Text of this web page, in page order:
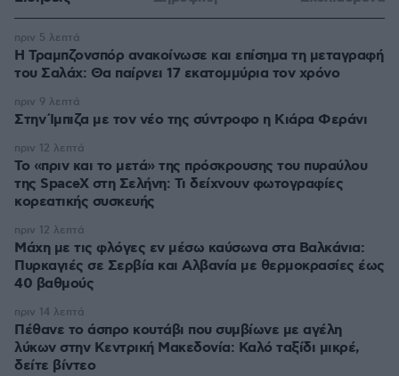
Η Τραμπζονσπόρ ανακοίνωσε και επίσημα τη μεταγραφή
του Σαλάχ: Θα παίρνει 17 εκατομμύρια τον χρόνο
πριν 5 λεπτά
Στην Ίμπιζα με τον νέο της σύντροφο η Κιάρα Φεράνι
πριν 9 λεπτά
Το «πριν και το μετά» της πρόσκρουσης του πυραύλου
της SpaceX στη Σελήνη: Τι δείχνουν φωτογραφίες
κορεατικής συσκευής
πριν 12 λεπτά
Μάχη με τις φλόγες εν μέσω καύσωνα στα Βαλκάνια:
Πυρκαγιές σε Σερβία και Αλβανία με θερμοκρασίες έως
40 βαθμούς
πριν 12 λεπτά
Πέθανε το άσπρο κουτάβι που συμβίωνε με αγέλη
λύκων στην Κεντρική Μακεδονία: Καλό ταξίδι μικρέ,
δείτε βίντεο
πριν 14 λεπτά